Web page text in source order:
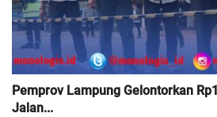
Pemprov Lampung Gelontorkan
Jalan...